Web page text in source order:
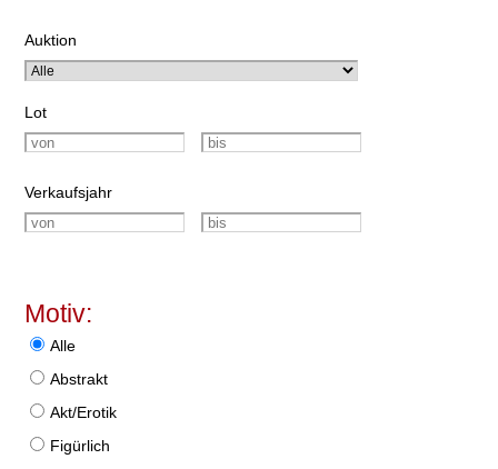
Auktion
Lot
Verkaufsjahr
Motiv:
Alle
Abstrakt
Akt/Erotik
Figürlich